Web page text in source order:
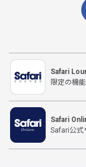
Safari
限定の機
Safari
Safari公式